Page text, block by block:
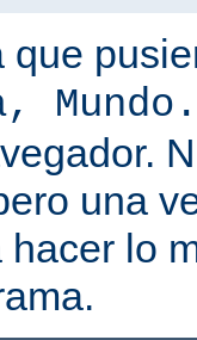
que
Mundo.
una
lo